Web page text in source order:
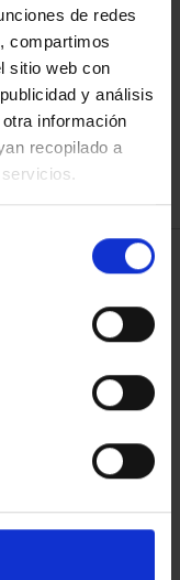
de redes
compartimos
sitio web con
y análisis
información
recopilado a
PATRIMONIO